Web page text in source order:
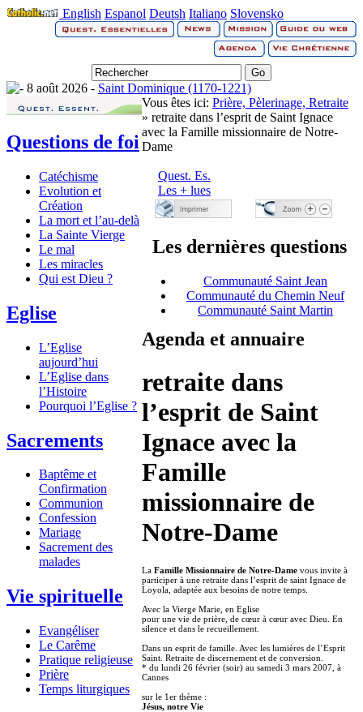
English Espanol Deutsh Italiano Slovensko
8 août 2026 - Saint Dominique (1170-1221)
Questions de foi
Catéchisme
Evolution et
Création
La mort et l’au-delà
La Sainte Vierge
Le mal
Les miracles
Qui est Dieu ?
Eglise
L’Eglise
aujourd’hui
L’Eglise dans
l’Histoire
Pourquoi l’Eglise ?
Sacrements
Baptême et
Confirmation
Communion
Confession
Mariage
Sacrement des
malades
Vie spirituelle
Evangéliser
Le Carême
Pratique religieuse
Prière
Temps liturgiques
Vous êtes ici: Prière, Pèlerinage, Retraite
» retraite dans l’esprit de Saint Ignace
avec la Famille missionnaire de Notre-
Dame
Quest. Es.
Les + lues
Les dernières questions
Communauté Saint Jean
Communauté du Chemin Neuf
Communauté Saint Martin
Agenda et annuaire
retraite dans
l’esprit de Saint
Ignace avec la
Famille
missionnaire de
Notre-Dame
La Famille Missionnaire de Notre-Dame vous invite à
participer à une retraite dans l’esprit de saint Ignace de
Loyola, adaptée aux besoins de notre temps.
Avec la Vierge Marie, en Eglise
pour une vie de prière, de cœur à cœur avec Dieu. En
silence et dans le recueillement.
Dans un esprit de famille. Avec les lumières de l’Esprit
Saint. Retraite de discernement et de conversion.
* du lundi 26 février (soir) au samedi 3 mars 2007, à
Cannes
sur le 1er thème :
Jésus, notre Vie